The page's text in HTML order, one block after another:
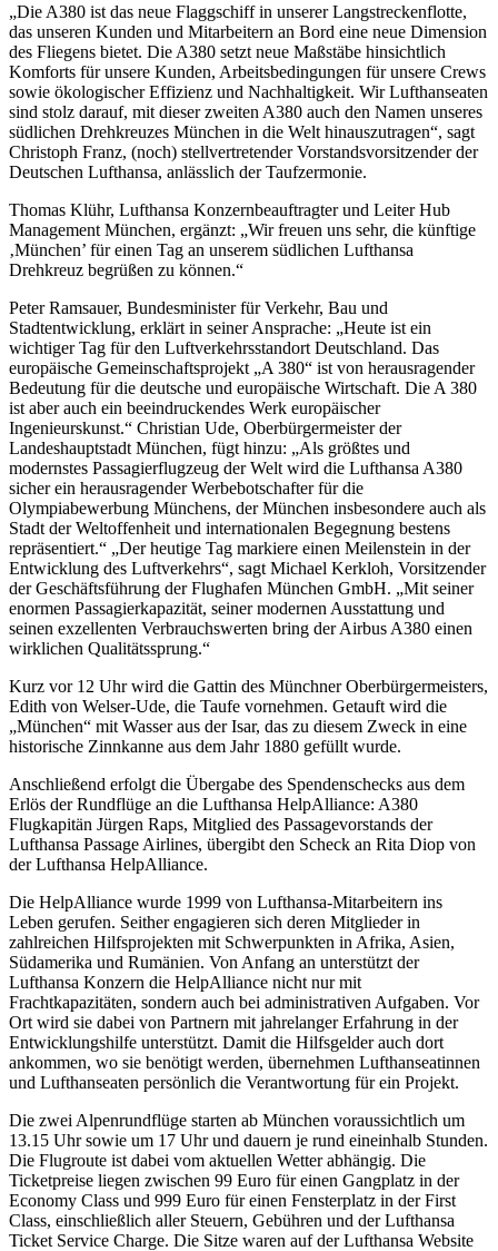
„Die A380 ist das neue Flaggschiff in unserer Langstreckenflotte,
das unseren Kunden und Mitarbeitern an Bord eine neue Dimension
des Fliegens bietet. Die A380 setzt neue Maßstäbe hinsichtlich
Komforts für unsere Kunden, Arbeitsbedingungen für unsere Crews
sowie ökologischer Effizienz und Nachhaltigkeit. Wir Lufthanseaten
sind stolz darauf, mit dieser zweiten A380 auch den Namen unseres
südlichen Drehkreuzes München in die Welt hinauszutragen“, sagt
Christoph Franz, (noch) stellvertretender Vorstandsvorsitzender der
Deutschen Lufthansa, anlässlich der Taufzermonie.
Thomas Klühr, Lufthansa Konzernbeauftragter und Leiter Hub
Management München, ergänzt: „Wir freuen uns sehr, die künftige
‚München’ für einen Tag an unserem südlichen Lufthansa
Drehkreuz begrüßen zu können.“
Peter Ramsauer, Bundesminister für Verkehr, Bau und
Stadtentwicklung, erklärt in seiner Ansprache: „Heute ist ein
wichtiger Tag für den Luftverkehrsstandort Deutschland. Das
europäische Gemeinschaftsprojekt „A 380“ ist von herausragender
Bedeutung für die deutsche und europäische Wirtschaft. Die A 380
ist aber auch ein beeindruckendes Werk europäischer
Ingenieurskunst.“ Christian Ude, Oberbürgermeister der
Landeshauptstadt München, fügt hinzu: „Als größtes und
modernstes Passagierflugzeug der Welt wird die Lufthansa A380
sicher ein herausragender Werbebotschafter für die
Olympiabewerbung Münchens, der München insbesondere auch als
Stadt der Weltoffenheit und internationalen Begegnung bestens
repräsentiert.“ „Der heutige Tag markiere einen Meilenstein in der
Entwicklung des Luftverkehrs“, sagt Michael Kerkloh, Vorsitzender
der Geschäftsführung der Flughafen München GmbH. „Mit seiner
enormen Passagierkapazität, seiner modernen Ausstattung und
seinen exzellenten Verbrauchswerten bring der Airbus A380 einen
wirklichen Qualitätssprung.“
Kurz vor 12 Uhr wird die Gattin des Münchner Oberbürgermeisters,
Edith von Welser-Ude, die Taufe vornehmen. Getauft wird die
„München“ mit Wasser aus der Isar, das zu diesem Zweck in eine
historische Zinnkanne aus dem Jahr 1880 gefüllt wurde.
Anschließend erfolgt die Übergabe des Spendenschecks aus dem
Erlös der Rundflüge an die Lufthansa HelpAlliance: A380
Flugkapitän Jürgen Raps, Mitglied des Passagevorstands der
Lufthansa Passage Airlines, übergibt den Scheck an Rita Diop von
der Lufthansa HelpAlliance.
Die HelpAlliance wurde 1999 von Lufthansa-Mitarbeitern ins
Leben gerufen. Seither engagieren sich deren Mitglieder in
zahlreichen Hilfsprojekten mit Schwerpunkten in Afrika, Asien,
Südamerika und Rumänien. Von Anfang an unterstützt der
Lufthansa Konzern die HelpAlliance nicht nur mit
Frachtkapazitäten, sondern auch bei administrativen Aufgaben. Vor
Ort wird sie dabei von Partnern mit jahrelanger Erfahrung in der
Entwicklungshilfe unterstützt. Damit die Hilfsgelder auch dort
ankommen, wo sie benötigt werden, übernehmen Lufthanseatinnen
und Lufthanseaten persönlich die Verantwortung für ein Projekt.
Die zwei Alpenrundflüge starten ab München voraussichtlich um
13.15 Uhr sowie um 17 Uhr und dauern je rund eineinhalb Stunden.
Die Flugroute ist dabei vom aktuellen Wetter abhängig. Die
Ticketpreise liegen zwischen 99 Euro für einen Gangplatz in der
Economy Class und 999 Euro für einen Fensterplatz in der First
Class, einschließlich aller Steuern, Gebühren und der Lufthansa
Ticket Service Charge. Die Sitze waren auf der Lufthansa Website